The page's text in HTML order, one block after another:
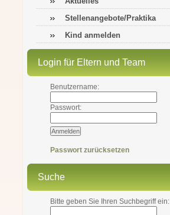
Stellenangebote/Praktika
Kind anmelden
Login für Eltern und Team
Benutzername:
Passwort:
Passwort zurücksetzen
Suche
Bitte geben Sie Ihren Suchbegriff ein: